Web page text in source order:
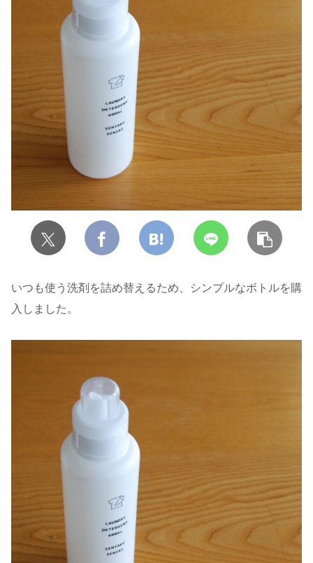
いつも使う洗剤を詰め替えるため、シンプルなボトルを購
入しました。